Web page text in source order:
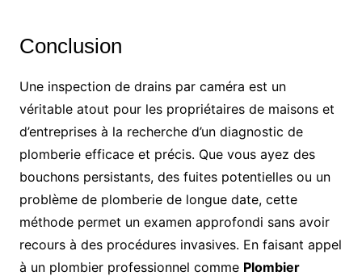
Conclusion
Une inspection de drains par caméra est un
véritable atout pour les propriétaires de maisons et
d’entreprises à la recherche d’un diagnostic de
plomberie efficace et précis. Que vous ayez des
bouchons persistants, des fuites potentielles ou un
problème de plomberie de longue date, cette
méthode permet un examen approfondi sans avoir
recours à des procédures invasives. En faisant appel
à un plombier professionnel comme Plombier